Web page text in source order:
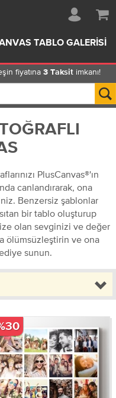
TABLO GALERISI
fiyatına 3 Taksitimkanı!
PlusCanvas®'ın
canlandırarak, ona
Benzersiz şablonlar
bir tablo oluşturup
olan sevginizi ve değer
ölümsüzleştirin ve ona
sunun.